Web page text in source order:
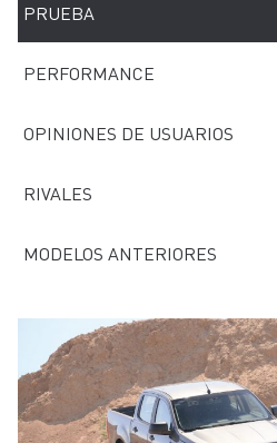
PRUEBA
PERFORMANCE
OPINIONES DE USUARIOS
RIVALES
MODELOS ANTERIORES